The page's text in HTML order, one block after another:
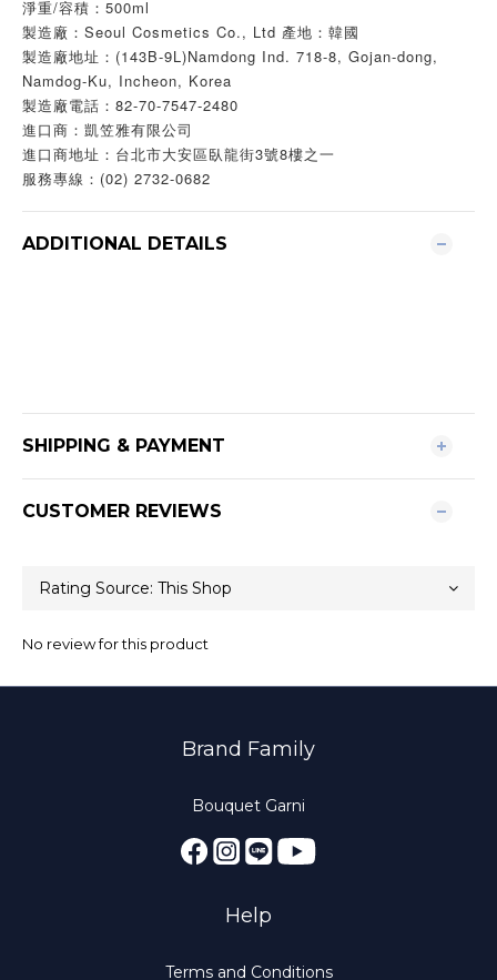
淨重/容積：500ml
製造廠：Seoul Cosmetics Co., Ltd 產地：韓國
製造廠地址：(143B-9L)Namdong Ind. 718-8, Gojan-dong,
Namdog-Ku, Incheon, Korea
製造廠電話：82-70-7547-2480
進口商：凱笠雅有限公司
進口商地址：台北市大安區臥龍街3號8樓之一
服務專線：(02) 2732-0682
ADDITIONAL DETAILS
SHIPPING & PAYMENT
CUSTOMER REVIEWS
No review for this product
Brand Family
Bouquet Garni
Help
Terms and Conditions